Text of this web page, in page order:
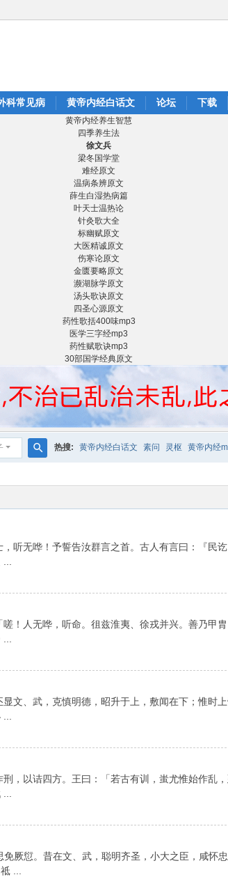
科常见病 黄帝内经白话文 论坛 下载
黄帝内经养生智慧
四季养生法
徐文兵
梁冬国学堂
难经原文
温病条辨原文
薛生白湿热病篇
叶天士温热论
针灸歌大全
标幽赋原文
大医精诚原文
伤寒论原文
金匮要略原文
濒湖脉学原文
汤头歌诀原文
四圣心源原文
药性歌括400味mp3
医学三字经mp3
药性赋歌诀mp3
30部国学经典原文
索
热搜: 黄帝内经白话文 素问 灵枢 黄帝内经
听无哗！予誓告汝群言之首。古人有言曰：『民
人无哗，听命。徂兹淮夷、徐戎并兴。善乃甲胄
、武，克慎明德，昭升于上，敷闻在下；惟时
以诘四方。王曰：「若古有训，蚩尤惟始作乱
厥愆。昔在文、武，聪明齐圣，小大之臣，咸怀
...